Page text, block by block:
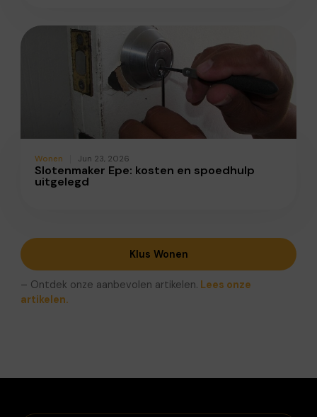
Wonen Jun 23, 2026
Slotenmaker Epe: kosten en spoedhulp
uitgelegd
Klus Wonen
– Ontdek onze aanbevolen artikelen. Lees onze
artikelen.